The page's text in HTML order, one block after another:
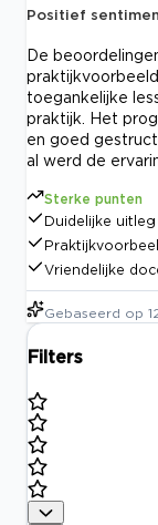
Positief
De
toegankelijke
praktijk. Het
en goed
al werd de
Sterke punten
Duidelijke uitleg
Vriendelijke
Gebaseerd op
Filters